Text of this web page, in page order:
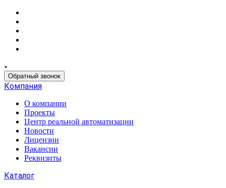
Обратный звонок
Компания
О компании
Проекты
Центр реальной автоматизации
Новости
Лицензии
Вакансии
Реквизиты
Каталог